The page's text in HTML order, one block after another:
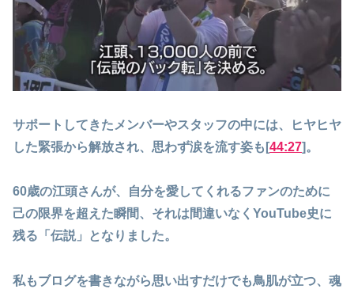
サポートしてきたメンバーやスタッフの中には、ヒヤヒヤ
した緊張から解放され、思わず涙を流す姿も[44:27]。
60歳の江頭さんが、自分を愛してくれるファンのために
己の限界を超えた瞬間、それは間違いなくYouTube史に
残る「伝説」となりました。
私もブログを書きながら思い出すだけでも鳥肌が立つ、魂